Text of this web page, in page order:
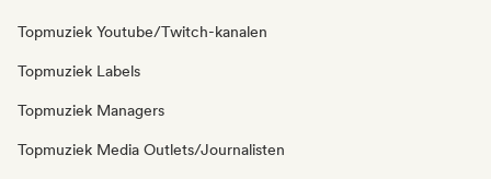
Topmuziek Youtube/Twitch-kanalen
Topmuziek Labels
Topmuziek Managers
Topmuziek Media Outlets/Journalisten